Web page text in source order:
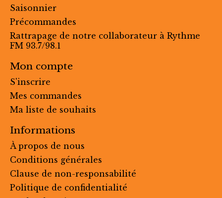
Saisonnier
Précommandes
Rattrapage de notre collaborateur à Rythme
FM 93.7/98.1
Mon compte
S'inscrire
Mes commandes
Ma liste de souhaits
Informations
À propos de nous
Conditions générales
Clause de non-responsabilité
Politique de confidentialité